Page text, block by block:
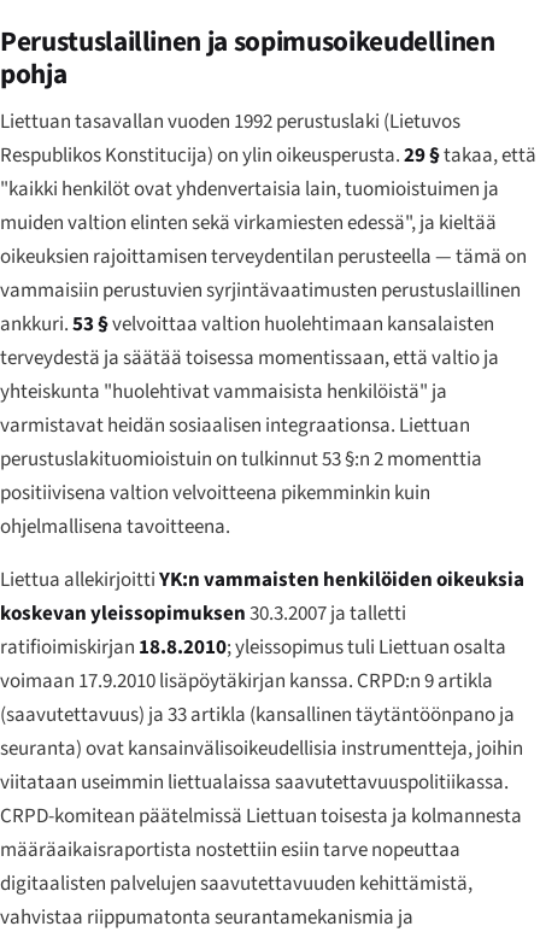
Perustuslaillinen ja sopimusoikeudellinen
pohja
Liettuan tasavallan vuoden 1992 perustuslaki (Lietuvos
Respublikos Konstitucija) on ylin oikeusperusta.29 §takaa, että
"kaikki henkilöt ovat yhdenvertaisia lain, tuomioistuimen ja
muiden valtion elinten sekä virkamiesten edessä", ja kieltää
oikeuksien rajoittamisen terveydentilan perusteella — tämä on
vammaisiin perustuvien syrjintävaatimusten perustuslaillinen
ankkuri.53 §velvoittaa valtion huolehtimaan kansalaisten
terveydestä ja säätää toisessa momentissaan, että valtio ja
yhteiskunta "huolehtivat vammaisista henkilöistä" ja
varmistavat heidän sosiaalisen integraationsa. Liettuan
perustuslakituomioistuin on tulkinnut 53 §:n 2 momenttia
positiivisena valtion velvoitteena pikemminkin kuin
ohjelmallisena tavoitteena.
Liettua allekirjoittiYK:n vammaisten henkilöiden oikeuksia
koskevan yleissopimuksen30.3.2007 ja talletti
ratifioimiskirjan 18.8.2010; yleissopimus tuli Liettuan osalta
voimaan 17.9.2010 lisäpöytäkirjan kanssa. CRPD:n 9 artikla
(saavutettavuus) ja 33 artikla (kansallinen täytäntöönpano ja
seuranta) ovat kansainvälisoikeudellisia instrumentteja, joihin
viitataan useimmin liettualaissa saavutettavuuspolitiikassa.
CRPD-komitean päätelmissä Liettuan toisesta ja kolmannesta
määräaikaisraportista nostettiin esiin tarve nopeuttaa
digitaalisten palvelujen saavutettavuuden kehittämistä,
vahvistaa riippumatonta seurantamekanismia ja